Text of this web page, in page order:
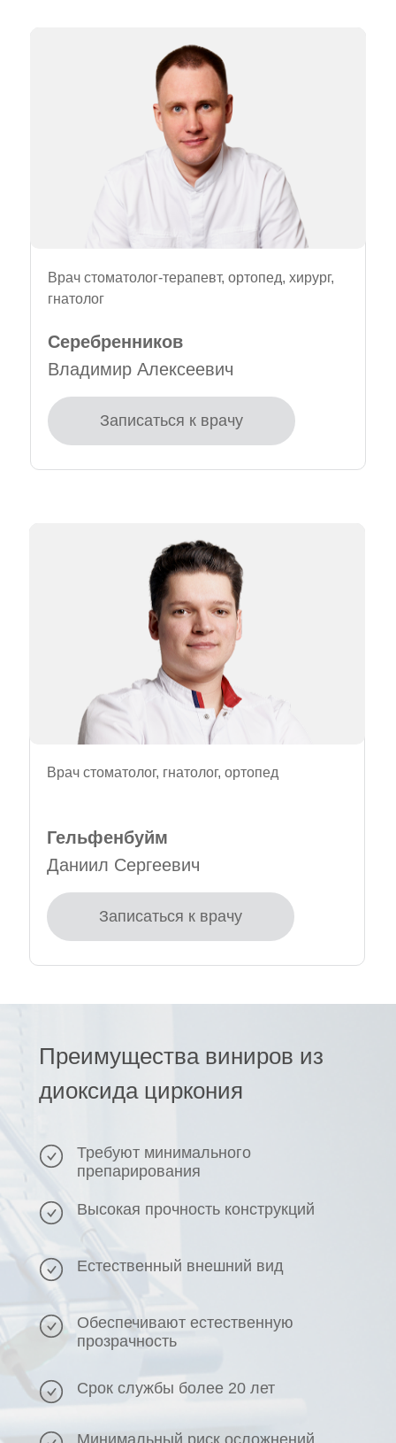
Записаться к врачу
Серебренников
Владимир Алексеевич
Врач стоматолог-терапевт, ортопед, хирург,
гнатолог
Записаться к врачу
Гельфенбуйм
Даниил Сергеевич
Врач стоматолог, гнатолог, ортопед
Преимущества виниров из
диоксида циркония
Минимальный риск осложнений
Срок службы более 20 лет
Обеспечивают естественную
прозрачность
Естественный внешний вид
Высокая прочность конструкций
Требуют минимального
препарирования